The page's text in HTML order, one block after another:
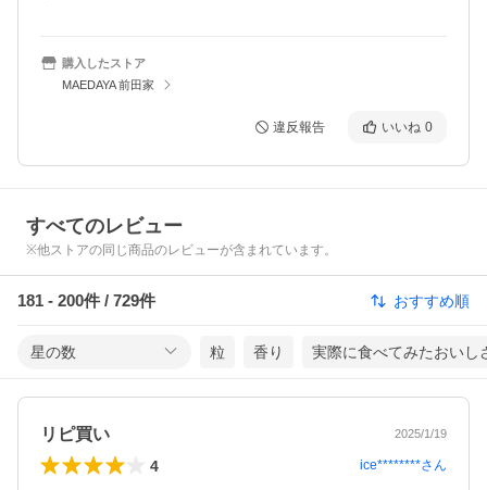
購入したストア
MAEDAYA 前田家
違反報告 いいね 0
すべてのレビュー
※他ストアの同じ商品のレビューが含まれています。
181 - 200件 / 729件 おすすめ順
星の数 粒 香り 実際に食べてみたおいし
リピ買い 2025/1/19
4 ice********さん